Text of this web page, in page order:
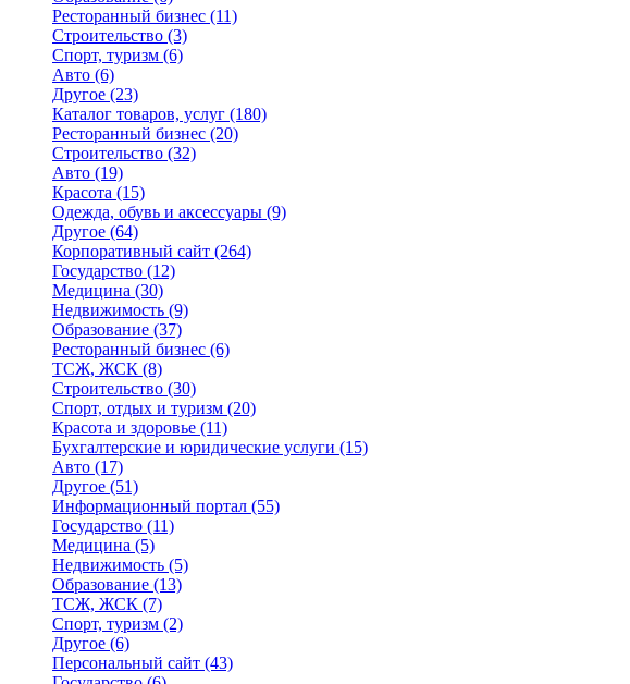
Ресторанный бизнес (11)
Строительство (3)
Спорт, туризм (6)
Авто (6)
Другое (23)
Каталог товаров, услуг (180)
Ресторанный бизнес (20)
Строительство (32)
Авто (19)
Красота (15)
Одежда, обувь и аксессуары (9)
Другое (64)
Корпоративный сайт (264)
Государство (12)
Медицина (30)
Недвижимость (9)
Образование (37)
Ресторанный бизнес (6)
ТСЖ, ЖСК (8)
Строительство (30)
Спорт, отдых и туризм (20)
Красота и здоровье (11)
Бухгалтерские и юридические услуги (15)
Авто (17)
Другое (51)
Информационный портал (55)
Государство (11)
Медицина (5)
Недвижимость (5)
Образование (13)
ТСЖ, ЖСК (7)
Спорт, туризм (2)
Другое (6)
Персональный сайт (43)